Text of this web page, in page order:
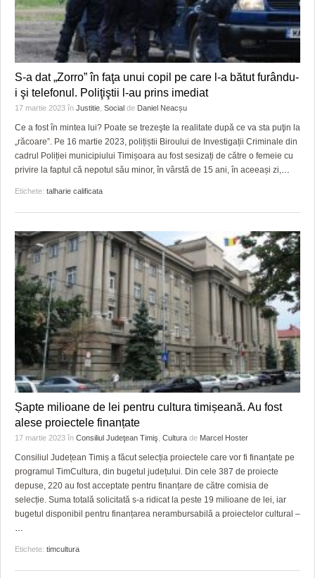
S-a dat „Zorro” în faţa unui copil pe care l-a bătut furându-
i şi telefonul. Poliţiştii l-au prins imediat
17 martie 2023 în Justitie Social de Daniel Neacșu
Ce a fost în mintea lui? Poate se trezeşte la realitate după ce va sta puţin la
„răcoare”. Pe 16 martie 2023, polițiștii Biroului de Investigații Criminale din
cadrul Poliției municipiului Timișoara au fost sesizați de către o femeie cu
privire la faptul că nepotul său minor, în vârstă de 15 ani, în aceeași zi,
Etichete: talharie calificata
Șapte milioane de lei pentru cultura timișeană. Au fost
alese proiectele finanțate
17 martie 2023 în Consiliul Judeţean Timiş Cultura de Marcel Hoster
Consiliul Județean Timiș a făcut selecția proiectele care vor fi finanțate pe
programul TimCultura, din bugetul județului. Din cele 387 de proiecte
depuse, 220 au fost acceptate pentru finanțare de către comisia de
selecție. Suma totală solicitată s-a ridicat la peste 19 milioane de lei, iar
bugetul disponibil pentru finanțarea nerambursabilă a proiectelor cultural –
…
Etichete: timcultura